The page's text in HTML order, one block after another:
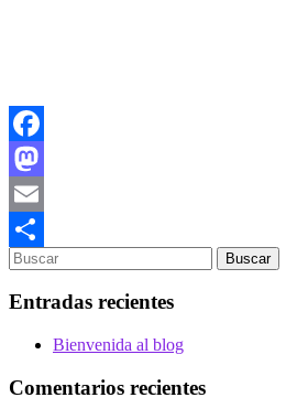
Facebook
Mastodon
Email
Compartir
Entradas recientes
Bienvenida al blog
Comentarios recientes